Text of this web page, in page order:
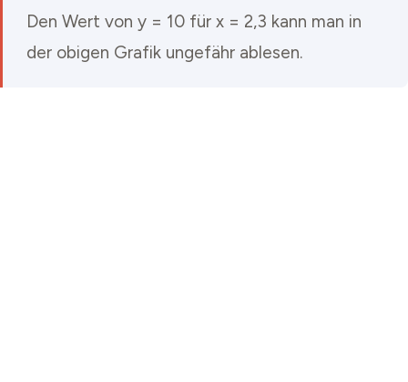
Den Wert von y = 10 für x = 2,3 kann man in
der obigen Grafik ungefähr ablesen.